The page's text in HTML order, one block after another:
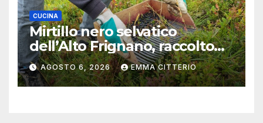
CUCINA
Mirtillo nero selvatico
dell’Alto Frignano, raccolto
buono e clima da monitorare
AGOSTO 6, 2026 EMMA CITTERIO